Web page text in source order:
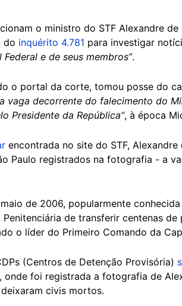
o ministro do STF Alexandre
do inquérito 4.781 para investigar
e de seus membros”.
o portal da corte, tomou posse do
vaga decorrente do falecimento do
Presidente da República”, à época
encontrada no site do STF,
Paulo registrados na fotografia - a
de 2006, popularmente conhecida
de transferir centenas
o líder do Primeiro Comando da
(Centros de Detenção Provisória)
onde foi registrada a fotografia de
civis mortos.